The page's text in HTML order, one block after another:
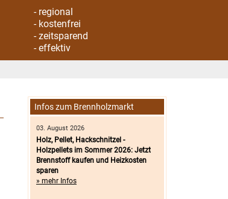
- regional
- kostenfrei
- zeitsparend
- effektiv
Infos zum Brennholzmarkt
03. August 2026
Holz, Pellet, Hackschnitzel -
Holzpellets im Sommer 2026: Jetzt
Brennstoff kaufen und Heizkosten
sparen
» mehr Infos